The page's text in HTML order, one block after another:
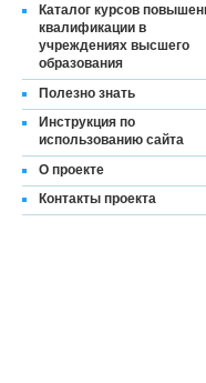
Каталог курсов
квалификации в
учреждениях высшего
образования
Полезно знать
Инструкция по
использованию сайта
О проекте
Контакты проекта